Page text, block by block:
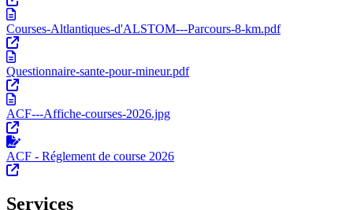
Courses-Altlantiques-d'ALSTOM---Parcours-8-km.pdf
Questionnaire-sante-pour-mineur.pdf
ACF---Affiche-courses-2026.jpg
ACF - Réglement de course 2026
Services